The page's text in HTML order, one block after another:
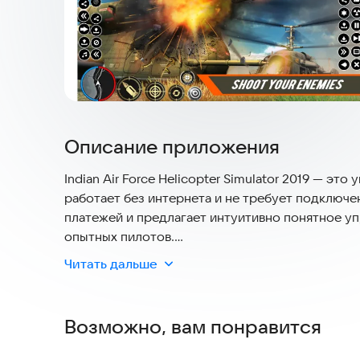
Описание приложения
Indian Air Force Helicopter Simulator 2019 — это
работает без интернета и не требует
платежей и предлагает интуитивно понятное
опытных пилотов.
В этом симуляторе вам предстоит уничтожать
секретного солдата спецназа, готового к
Читать дальше
Возможно, вам понравится